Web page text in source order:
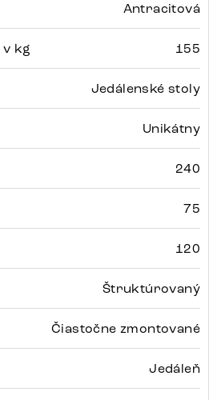
Antracitová
kg 155
Jedálenské stoly
Unikátny
240
75
120
Štruktúrovaný
Čiastočne zmontované
Jedáleň